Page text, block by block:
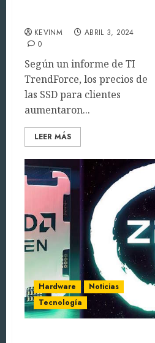
KEVINM
ABRIL 3, 2024
0
Según un informe de TI
TrendForce, los precios de
las SSD para clientes
aumentaron...
LEER MÁS
Hardware
Noticias
Tecnología